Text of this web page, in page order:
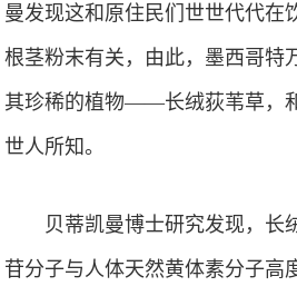
曼发现这和原住民们世世代代在
根茎粉末有关，由此，墨西哥特
其珍稀的植物——长绒荻苇草，
世人所知。
贝蒂凯曼博士研究发现，长
苷分子与人体天然黄体素分子高